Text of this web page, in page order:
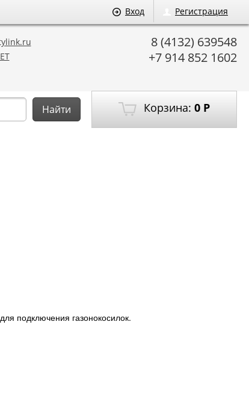
Вход Регистрация
8 (4132) 639548
+7 914 852 1602
Корзина: 0 Р
Найти
подключения газонокосилок.